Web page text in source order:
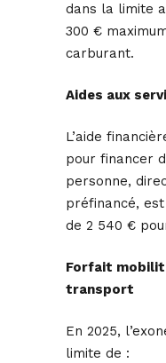
dans la limite
300 €
carburant.
Aides aux
L’aide
pour financer
personne,
préfinancé,
de 2 540 €
Forfait
transport
En 2025,
limite de :